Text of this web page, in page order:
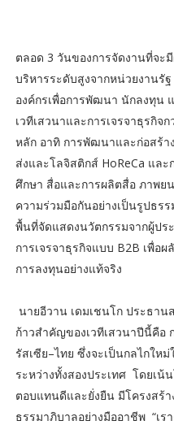
ตลอด 3 วันของการจัดงานที่จะ
บริหารระดับสูงจากหน่วยงานรั
องค์กรเพื่อการพัฒนา นักลงทุน
เวทีเสวนาและการเจรจาธุรกิ
หลัก อาทิ การพัฒนาและก่อสร้า
ส่งและโลจิสติกส์ HoReCa แล
ศึกษา สื่อและการผลิตสื่อ ภาพย
ความร่วมมือกันอย่างเป็นรูปธร
พื้นที่จัดแสดงนวัตกรรมจากผู้ปร
การเจรจาธุรกิจแบบ B2B เพื่อ
การลงทุนอย่างแท้จริง
นายอีวาน เดมเชนโก ประธาน
ก้าวสำคัญของเวทีเสวนาปีนี้คือ
รัสเซีย–ไทย ซึ่งจะเป็นกลไกให
ระหว่างทั้งสองประเทศ โดยเน้
ตอบแทนดีและยั่งยืน มีโครงสร้
ธรรมาภิบาลอย่างมืออาชีพ “เร